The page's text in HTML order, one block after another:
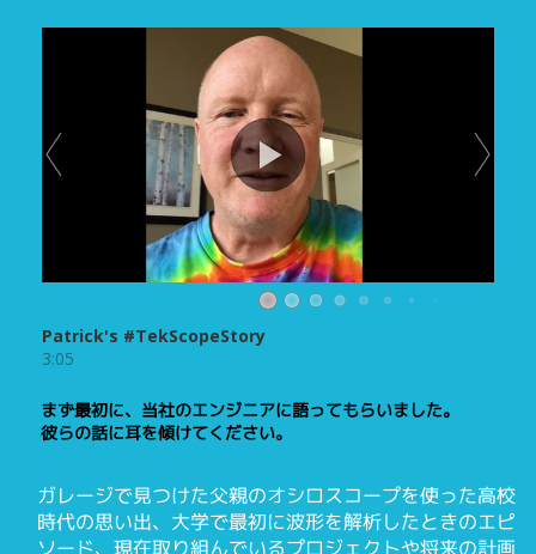
まず最初に、当社のエンジニアに語ってもらいました。
彼らの話に耳を傾けてください。
ガレージで見つけた父親のオシロスコープを使った高校
時代の思い出、大学で最初に波形を解析したときのエピ
ソード、現在取り組んでいるプロジェクトや将来の計画